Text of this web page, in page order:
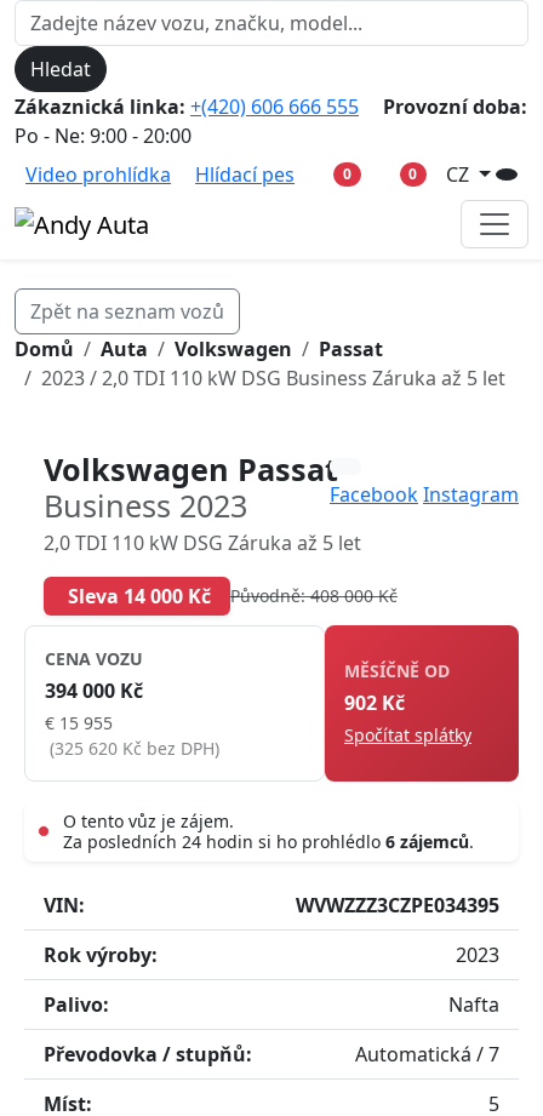
Hledat
Zákaznická linka: +(420) 606 666 555
Provozní doba:
Po - Ne: 9:00 - 20:00
Video prohlídka
Hlídací pes 0 0 CZ
Zpět na seznam vozů
Domů
Auta Volkswagen
Passat
2023 / 2,0 TDI 110 kW DSG Business Záruka až 5 let
Volkswagen Passat
Business 2023
2,0 TDI 110 kW DSG Záruka až 5 let
FacebookInstagram
Sleva 14 000 Kč Původně: 408 000 Kč
CENA VOZU
394 000 Kč
€ 15 955
(325 620 Kč bez DPH)
MĚSÍČNĚ OD
902 Kč
Spočítat splátky
Live
O tento vůz je zájem.
Za posledních 24 hodin si ho prohlédlo 6 zájemců.
VIN:
WVWZZZ3CZPE034395
Rok výroby:
2023
Palivo:
Nafta
Převodovka / stupňů:
Automatická / 7
Míst:
5